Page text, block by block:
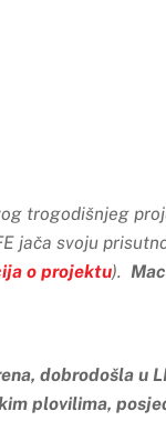
trogodišnjeg
jača svoju
o projektu).
dobrodošla u
plovilima,